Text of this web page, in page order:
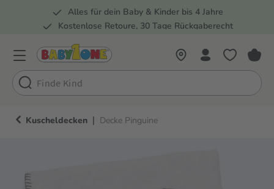
Zur Hauptnavigation springen
Alles für dein Baby & Kinder bis 4 Jahre
Kostenlose Retoure, 30 Tage Rückgaberecht
Kuscheldecken | Decke Pinguine